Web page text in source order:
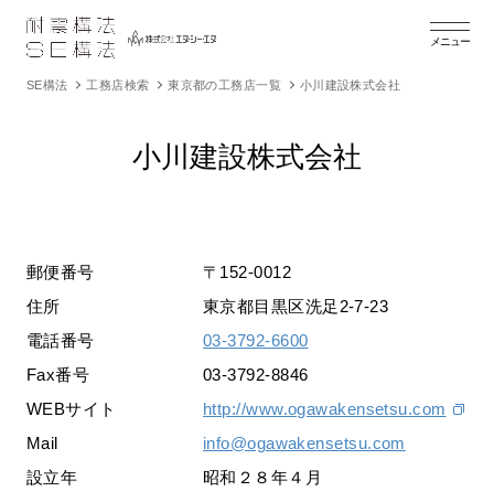
メニュー
SE構法 工務店検索 東京都の工務店一覧 小川建設株式会社
小川建設株式会社
郵便番号
〒152-0012
住所
東京都目黒区洗足2-7-23
電話番号
03-3792-6600
Fax番号
03-3792-8846
WEBサイト
http://www.ogawakensetsu.com
Mail
info@ogawakensetsu.com
設立年
昭和２８年４月